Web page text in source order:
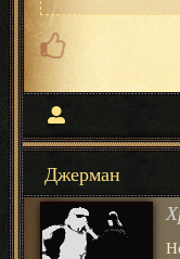
Джерман